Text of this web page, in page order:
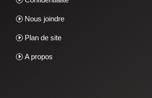
Nous joindre
Plan de site
A propos